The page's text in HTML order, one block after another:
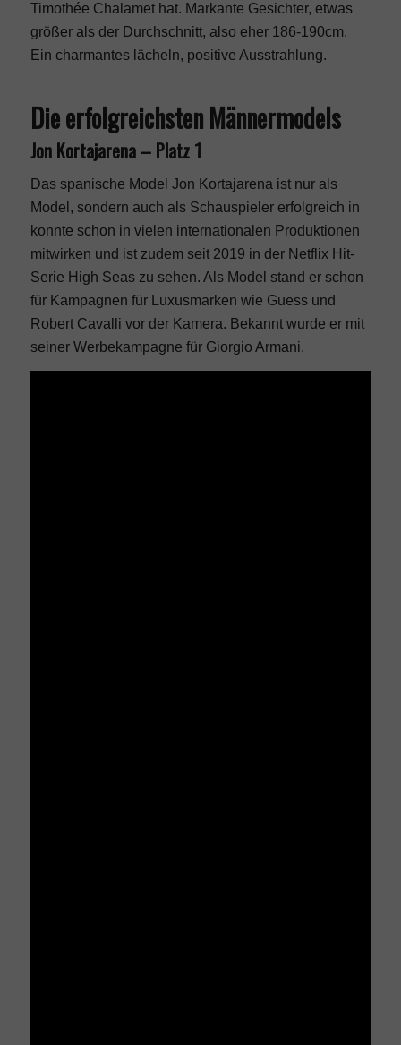
Timothée Chalamet hat. Markante Gesichter, etwas
größer als der Durchschnitt, also eher 186-190cm.
Ein charmantes lächeln, positive Ausstrahlung.
Die erfolgreichsten Männermodels
Jon Kortajarena – Platz 1
Das spanische Model Jon Kortajarena ist nur als
Model, sondern auch als Schauspieler erfolgreich in
konnte schon in vielen internationalen Produktionen
mitwirken und ist zudem seit 2019 in der Netflix Hit-
Serie High Seas zu sehen. Als Model stand er schon
für Kampagnen für Luxusmarken wie Guess und
Robert Cavalli vor der Kamera. Bekannt wurde er mit
seiner Werbekampagne für Giorgio Armani.